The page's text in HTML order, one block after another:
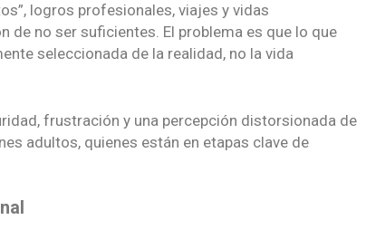
logros profesionales, viajes y vidas
de no ser suficientes. El problema es que lo que
seleccionada de la realidad, no la vida
frustración y una percepción distorsionada de
adultos, quienes están en etapas clave de